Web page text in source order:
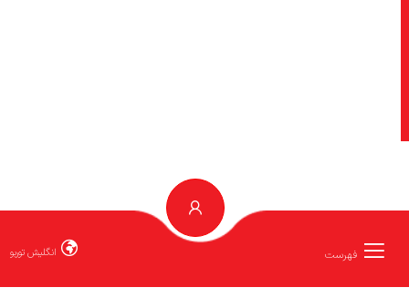
انگلیش توربو